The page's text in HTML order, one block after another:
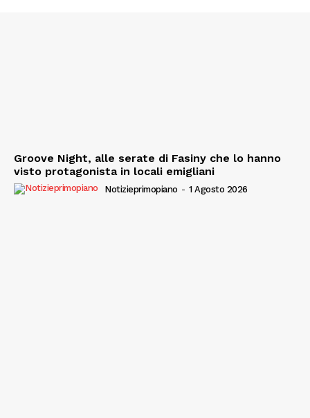
Groove Night, alle serate di Fasiny che lo hanno
visto protagonista in locali emigliani
Notizieprimopiano - 1 Agosto 2026